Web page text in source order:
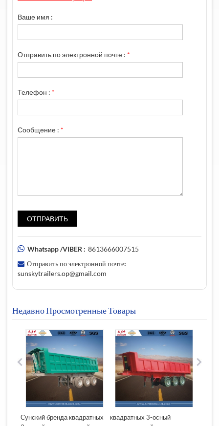
Ваше имя :
Отправить по электронной почте : *
Телефон : *
Сообщение : *
Whatsapp /VIBER : 8613666007515
Отправить по электронной почте:
sunskytrailers.op@gmail.com
Недавно Просмотренные Товары
Сунский бренда квадратных
квадратных 3-осный